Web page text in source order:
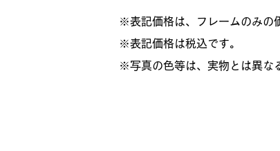
※表記価格は、フレームのみの
​※表記価格は税込です。
※写真の色等は、実物とは異な